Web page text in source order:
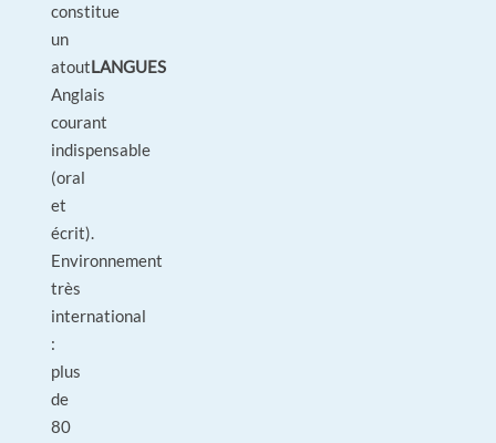
constitue
un
atoutLANGUES
Anglais
courant
indispensable
(oral
et
écrit).
Environnement
très
international
:
plus
de
80